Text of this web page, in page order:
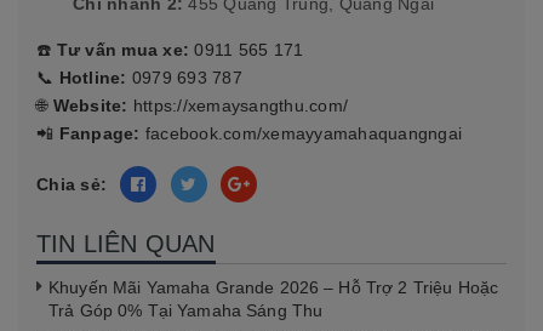
☎️ Tư vấn mua xe: 0911 565 171
📞 Hotline: 0979 693 787
🌐 Website: https://xemaysangthu.com/
📲 Fanpage: facebook.com/xemayyamahaquangngai
Chia sẻ:
TIN LIÊN QUAN
Khuyến Mãi Yamaha Grande 2026 – Hỗ Trợ 2 Triệu Hoặc
Trả Góp 0% Tại Yamaha Sáng Thu